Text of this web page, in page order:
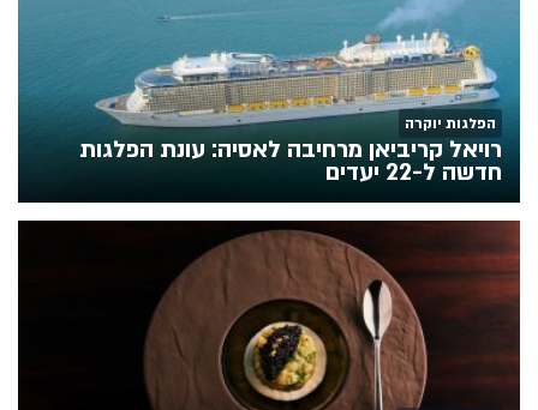
הפלגות יוקרה
רויאל קריביאן מרחיבה לאסיה: עונת הפלגות
חדשה ל-22 יעדים